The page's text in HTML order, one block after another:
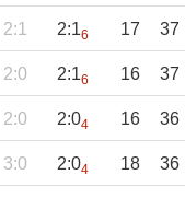
2:1 2:16 17 37
2:0 2:16 16 37
2:0 2:04 16 36
3:0 2:04 18 36